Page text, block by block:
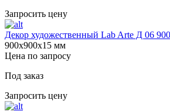
Запросить цену
Декор художественный Lab Arte Д 06
900х900х15 мм
Цена по запросу
Под заказ
Запросить цену